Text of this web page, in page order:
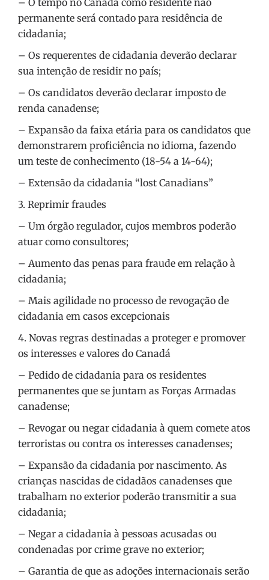
– O tempo no Canadá como residente não
permanente será contado para residência de
cidadania;
– Os requerentes de cidadania deverão declarar
sua intenção de residir no país;
– Os candidatos deverão declarar imposto de
renda canadense;
– Expansão da faixa etária para os candidatos que
demonstrarem proficiência no idioma, fazendo
um teste de conhecimento (18-54 a 14-64);
– Extensão da cidadania “lost Canadians”
3. Reprimir fraudes
– Um órgão regulador, cujos membros poderão
atuar como consultores;
– Aumento das penas para fraude em relação à
cidadania;
– Mais agilidade no processo de revogação de
cidadania em casos excepcionais
4. Novas regras destinadas a proteger e promover
os interesses e valores do Canadá
– Pedido de cidadania para os residentes
permanentes que se juntam as Forças Armadas
canadense;
– Revogar ou negar cidadania à quem comete atos
terroristas ou contra os interesses canadenses;
– Expansão da cidadania por nascimento. As
crianças nascidas de cidadãos canadenses que
trabalham no exterior poderão transmitir a sua
cidadania;
– Negar a cidadania à pessoas acusadas ou
condenadas por crime grave no exterior;
– Garantia de que as adoções internacionais serão